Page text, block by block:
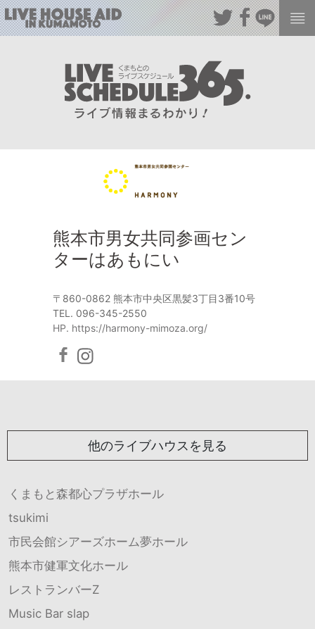
熊本市男女共同参画セン
ターはあもにい
〒860-0862 熊本市中央区黒髪3丁目3番10号
TEL. 096-345-2550
HP. https://harmony-mimoza.org/
他のライブハウスを見る
くまもと森都心プラザホール
tsukimi
市民会館シアーズホーム夢ホール
熊本市健軍文化ホール
レストランバーZ
Music Bar slap